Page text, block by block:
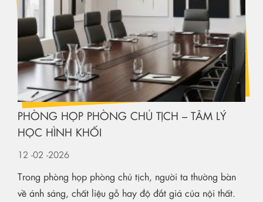
PHÒNG HỌP PHÒNG CHỦ TỊCH – TÂM LÝ
HỌC HÌNH KHỐI
12 -02 -2026
Trong phòng họp phòng chủ tịch, người ta thường bàn
về ánh sáng, chất liệu gỗ hay độ đắt giá của nội thất.